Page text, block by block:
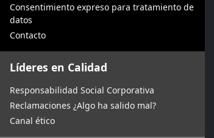
Consentimiento expreso para tratamiento de
datos
Contacto
Líderes en Calidad
Responsabilidad Social Corporativa
Reclamaciones ¿Algo ha salido mal?
Canal ético